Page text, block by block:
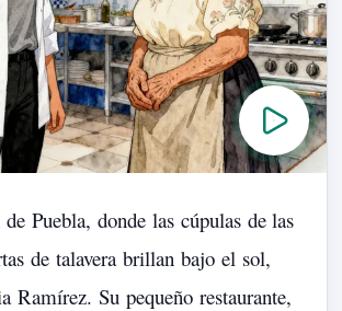
de Puebla, donde las cúpulas de las
de talavera brillan bajo el sol,
Ramírez. Su pequeño restaurante,